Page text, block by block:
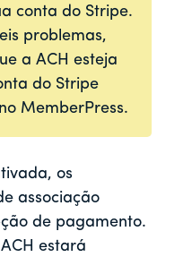
conta do Stripe.
problemas,
a ACH esteja
do Stripe
MemberPress.
os
associação
de pagamento.
estará